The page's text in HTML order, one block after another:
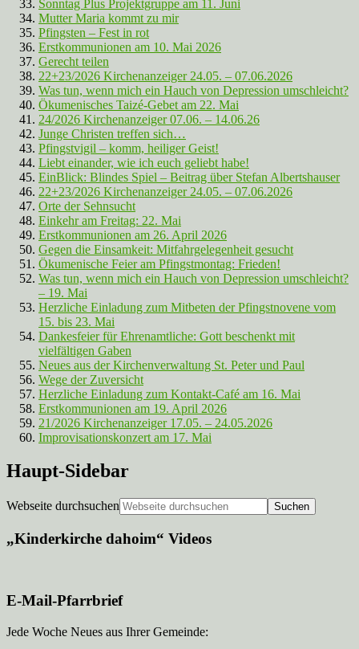
Sonntag Plus Projektgruppe am 11. Juni
Mutter Maria kommt zu mir
Pfingsten – Fest in rot
Erstkommunionen am 10. Mai 2026
Gerecht teilen
22+23/2026 Kirchenanzeiger 24.05. – 07.06.2026
Was tun, wenn mich ein Hauch von Depression umschleicht?
Ökumenisches Taizé-Gebet am 22. Mai
24/2026 Kirchenanzeiger 07.06. – 14.06.26
Junge Christen treffen sich…
Pfingstvigil – komm, heiliger Geist!
Liebt einander, wie ich euch geliebt habe!
EinBlick: Blindes Spiel – Beitrag über Stefan Albertshauser
22+23/2026 Kirchenanzeiger 24.05. – 07.06.2026
Orte der Sehnsucht
Einkehr am Freitag: 22. Mai
Erstkommunionen am 26. April 2026
Gegen die Einsamkeit: Mitfahrgelegenheit gesucht
Ökumenische Feier am Pfingstmontag: Frieden!
Was tun, wenn mich ein Hauch von Depression umschleicht?
– 19. Mai
Herzliche Einladung zum Mitbeten der Pfingstnovene vom
15. bis 23. Mai
Dankesfeier für Ehrenamtliche: Gott beschenkt mit
vielfältigen Gaben
Neues aus der Kirchenverwaltung St. Peter und Paul
Wege der Zuversicht
Herzliche Einladung zum Kontakt-Café am 16. Mai
Erstkommunionen am 19. April 2026
21/2026 Kirchenanzeiger 17.05. – 24.05.2026
Improvisationskonzert am 17. Mai
Haupt-Sidebar
Webseite durchsuchen
„Kinderkirche dahoim“ Videos
E-Mail-Pfarrbrief
Jede Woche Neues aus Ihrer Gemeinde: